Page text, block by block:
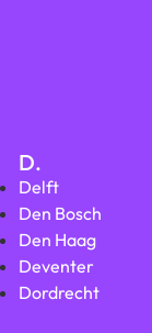
D.
Delft
Den Bosch
Den Haag
Deventer
Dordrecht